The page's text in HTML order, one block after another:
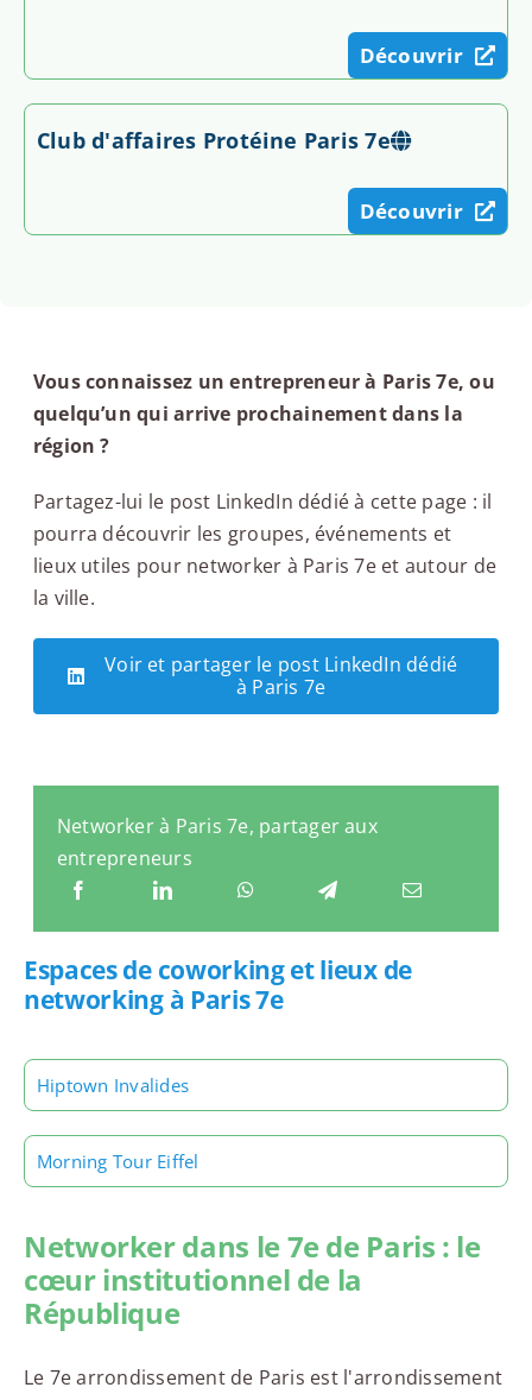
Découvrir
Club d'affaires Protéine Paris 7e
Découvrir
Vous connaissez un entrepreneur à Paris 7e, ou
quelqu’un qui arrive prochainement dans la
région ?
Partagez-lui le post LinkedIn dédié à cette page : il
pourra découvrir les groupes, événements et
lieux utiles pour networker à Paris 7e et autour de
la ville.
Voir et partager le post LinkedIn dédié
à Paris 7e
Networker à Paris 7e, partager aux
entrepreneurs
Espaces de coworking et lieux de
networking à Paris 7e
Hiptown Invalides
Morning Tour Eiffel
Networker dans le 7e de Paris : le
cœur institutionnel de la
République
Le 7e arrondissement de Paris est l'arrondissement